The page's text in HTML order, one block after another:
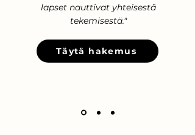
lapset nauttivat yhteisestä
tekemisestä."
Täytä hakemus